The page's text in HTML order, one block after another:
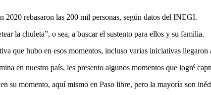
2020 rebasaron las 200 mil personas, según datos del INEGI.
la chuleta”, o sea, a buscar el sustento para ellos y su familia.
que hubo en esos momentos, incluso varias iniciativas llegaron
en nuestro país, les presento algunos momentos que logré
su momento, aquí mismo en Paso libre, pero la mayoría son